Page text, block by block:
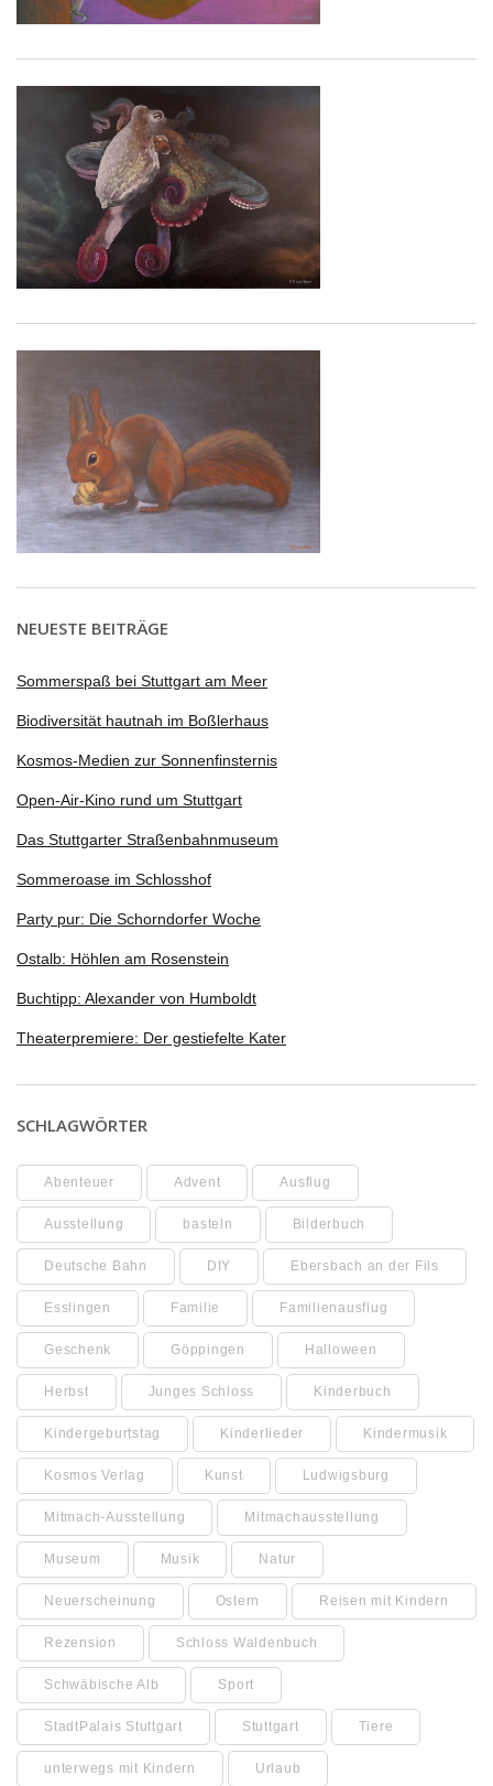
NEUESTE BEITRÄGE
Sommerspaß bei Stuttgart am Meer
Biodiversität hautnah im Boßlerhaus
Kosmos-Medien zur Sonnenfinsternis
Open-Air-Kino rund um Stuttgart
Das Stuttgarter Straßenbahnmuseum
Sommeroase im Schlosshof
Party pur: Die Schorndorfer Woche
Ostalb: Höhlen am Rosenstein
Buchtipp: Alexander von Humboldt
Theaterpremiere: Der gestiefelte Kater
SCHLAGWÖRTER
Abenteuer Advent Ausflug
Ausstellung basteln Bilderbuch
Deutsche Bahn DIY Ebersbach an der Fils
Esslingen Familie Familienausflug
Geschenk Göppingen Halloween
Herbst Junges Schloss Kinderbuch
Kindergeburtstag Kinderlieder Kindermusik
Kosmos Verlag Kunst Ludwigsburg
Mitmach-Ausstellung Mitmachausstellung
Museum Musik Natur
Neuerscheinung Ostern Reisen mit Kindern
Rezension Schloss Waldenbuch
Schwäbische Alb Sport
StadtPalais Stuttgart Stuttgart Tiere
unterwegs mit Kindern Urlaub